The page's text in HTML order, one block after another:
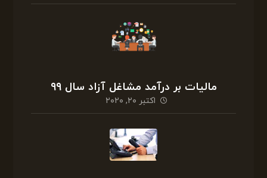
مالیات بر درآمد مشاغل آزاد سال ۹۹
اکتبر ۲۰, ۲۰۲۰